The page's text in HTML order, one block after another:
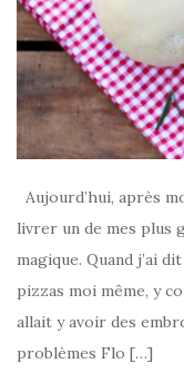
Aujourd’hui, après
livrer un de mes plus
magique. Quand j’ai
pizzas moi même, y
allait y avoir des
problèmes Flo […]